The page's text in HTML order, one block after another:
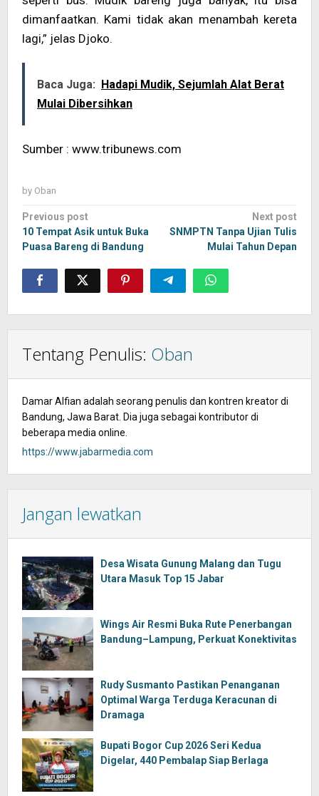
dimanfaatkan. Kami tidak akan menambah kereta
lagi,” jelas Djoko.
Baca Juga: Hadapi Mudik, Sejumlah Alat Berat
Mulai Dibersihkan
Sumber : www.tribunews.com
by Oban
Post
navigation
Previous post
10 Tempat Asik untuk Buka
Puasa Bareng di Bandung
Next post
SNMPTN Tanpa Ujian Tulis
Mulai Tahun Depan
Tentang Penulis: Oban
Damar Alfian adalah seorang penulis dan kontren kreator di
Bandung, Jawa Barat. Dia juga sebagai kontributor di
beberapa media online.
https://www.jabarmedia.com
Jangan lewatkan
Desa Wisata Gunung Malang dan Tugu
Utara Masuk Top 15 Jabar
Wings Air Resmi Buka Rute Penerbangan
Bandung–Lampung, Perkuat Konektivitas
Rudy Susmanto Pastikan Penanganan
Optimal Warga Terduga Keracunan di
Dramaga
Bupati Bogor Cup 2026 Seri Kedua
Digelar, 440 Pembalap Siap Berlaga